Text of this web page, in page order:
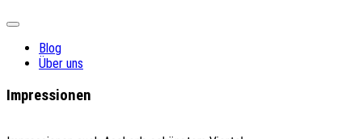
Expand
Blog
Über uns
Impressionen